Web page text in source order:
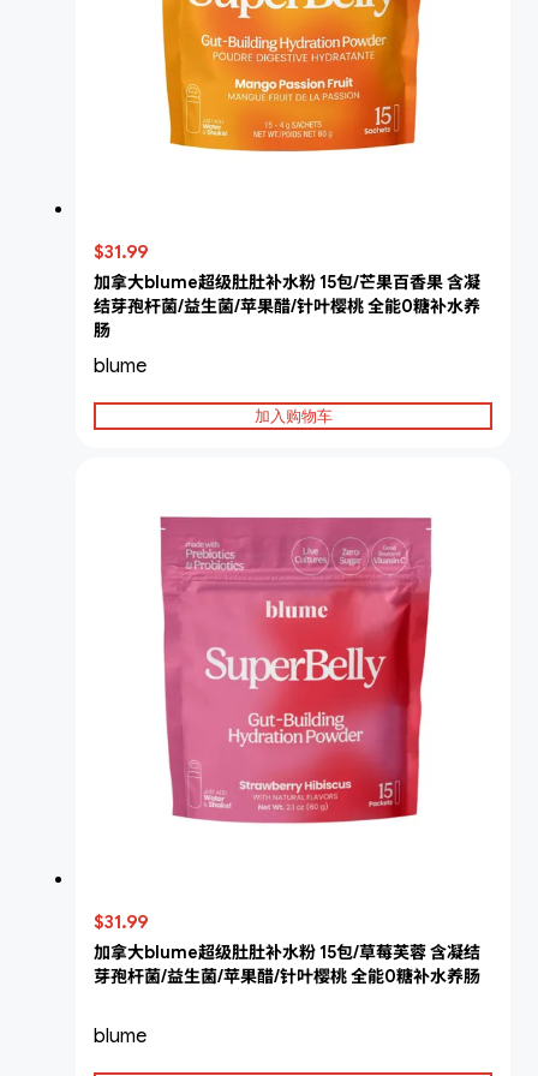
$31.99
加拿大blume超级肚肚补水粉 15包/芒果百香果 含凝
结芽孢杆菌/益生菌/苹果醋/针叶樱桃 全能0糖补水养
肠
blume
加入购物车
$31.99
加拿大blume超级肚肚补水粉 15包/草莓芙蓉 含凝结
芽孢杆菌/益生菌/苹果醋/针叶樱桃 全能0糖补水养肠
blume